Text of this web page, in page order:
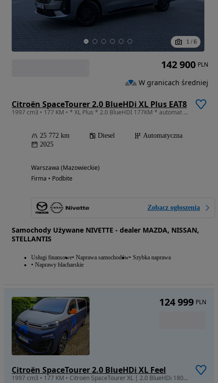
1 / 6
Citroën SpaceTourer 2.0 BlueHDi XL Plus EAT8
1997 cm3 • 177 KM • * XL Plus * 2.0 BlueHDI 177KM * automat * 9-osobowy * FV23%
25 772 km Diesel
Automatyczna
2025
Warszawa (Mazowieckie)
Firma • Podbite
Zobacz ogłoszenia
Samochody Używane NIVETTE - dealer MAZDA, NISSAN,
STELLANTIS
Usługi finansowe Naprawa samochodów Szybka naprawa
Naprawy blacharskie
142 900 PLN
W granicach średniej
Citroën SpaceTourer 2.0 BlueHDi XL Feel
1997 cm3 • 177 KM • Citroën SpaceTourer XL | 2.0 BlueHDi 180 KM | Salon PL | 1 Użytkownik
124 999 PLN